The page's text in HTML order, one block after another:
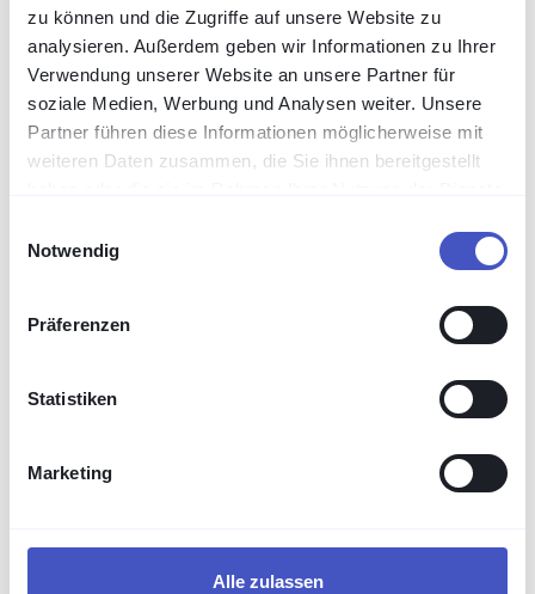
zu können und die Zugriffe auf unsere Website zu
analysieren. Außerdem geben wir Informationen zu Ihrer
Verwendung unserer Website an unsere Partner für
soziale Medien, Werbung und Analysen weiter. Unsere
Partner führen diese Informationen möglicherweise mit
weiteren Daten zusammen, die Sie ihnen bereitgestellt
Notwendig
Präferenzen
Statistiken
Marketing
Alle zulassen
Sichere Fernwartung im industriellen
IND.3.2 abdeckt
Anforderungen an die Fernwartung in der OT.
Dieses Whitepaper stellt sie den Fähigkeiten von
Abdeckungsmatrix: technisch direkt abgedeckt,
unterstützt oder organisatorisch beim Betreiber.